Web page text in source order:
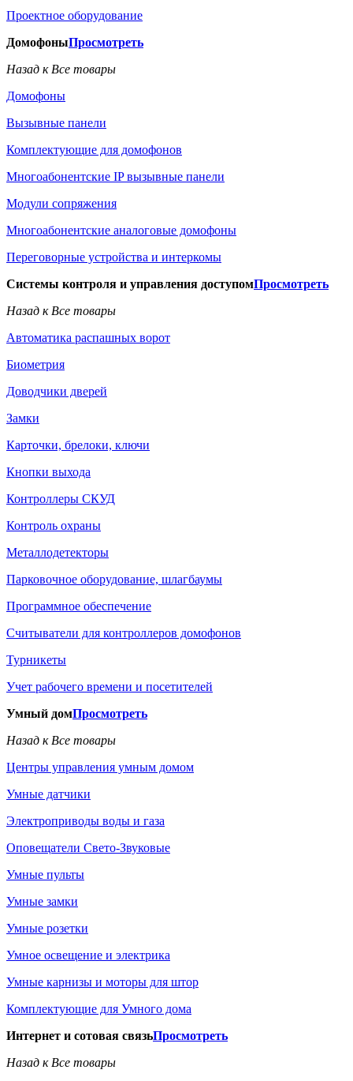
Проектное оборудование
ДомофоныПросмотреть
Назад к Все товары
Домофоны
Вызывные панели
Комплектующие для домофонов
Многоабонентские IP вызывные панели
Модули сопряжения
Многоабонентские аналоговые домофоны
Переговорные устройства и интеркомы
Системы контроля и управления доступомПросмотреть
Назад к Все товары
Автоматика распашных ворот
Биометрия
Доводчики дверей
Замки
Карточки, брелоки, ключи
Кнопки выхода
Контроллеры СКУД
Контроль охраны
Металлодетекторы
Парковочное оборудование, шлагбаумы
Программное обеспечение
Считыватели для контроллеров домофонов
Турникеты
Учет рабочего времени и посетителей
Умный домПросмотреть
Назад к Все товары
Центры управления умным домом
Умные датчики
Электроприводы воды и газа
Оповещатели Свето-Звуковые
Умные пульты
Умные замки
Умные розетки
Умное освещение и электрика
Умные карнизы и моторы для штор
Комплектующие для Умного дома
Интернет и сотовая связьПросмотреть
Назад к Все товары